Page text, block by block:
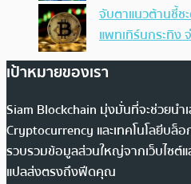
จับตาแนวต้านชี้ช
แพทเทิร์นกระทิ
เป้าหมายของเรา
Siam Blockchain มุ่งมั่นที่จะช่วยนำ
Cryptocurrency และเทคโนโลยีบล็
รวบรวมข้อมูลส่วนใหญ่จากเว็บไซต์แ
แปลส่งตรงถึงฟีดคุณ